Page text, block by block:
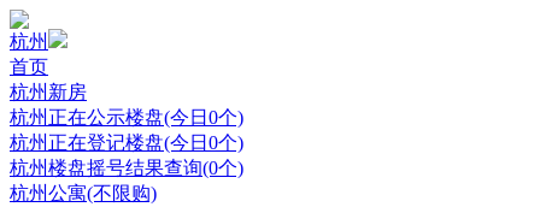
杭州
首页
杭州新房
杭州正在公示楼盘(今日0个)
杭州正在登记楼盘(今日0个)
杭州楼盘摇号结果查询(0个)
杭州公寓(不限购)